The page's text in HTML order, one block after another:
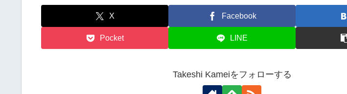
X Facebook
Pocket LINE
Takeshi Kameiをフォローする